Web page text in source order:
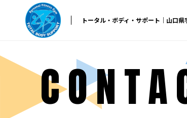
トータル・ボディ・サポート｜山口